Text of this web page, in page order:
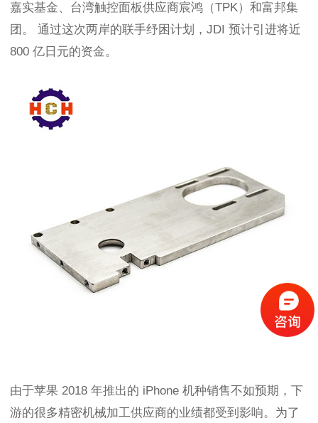
嘉实基金、台湾触控面板供应商宸鸿（TPK）和富邦集
团。 通过这次两岸的联手纾困计划， JDI 预计引进将近
800 亿日元的资金。
由于苹果 2018 年推出的 iPhone 机种销售不如预期， 下
游的很多精密机械加工供应商的业绩都受到影响。为了